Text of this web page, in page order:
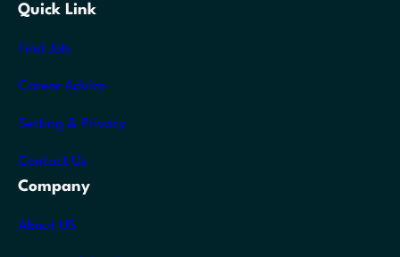
Quick Link
Find Job
Career Advice
Setting & Privacy
Contact Us
Company
About US